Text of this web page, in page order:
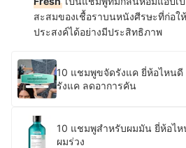
สะสมของเชื้อราบนหนังศีรษะที่ก่อใ
ประสงค์ได้อย่างมีประสิทธิภาพ
10 แชมพูขจัดรังแค ยี่ห้อไหน
รังแค ลดอาการคัน
10 แชมพูสำหรับผมมัน ยี่ห้อไ
ผมร่วง